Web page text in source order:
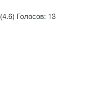
(4.6) Голосов: 13